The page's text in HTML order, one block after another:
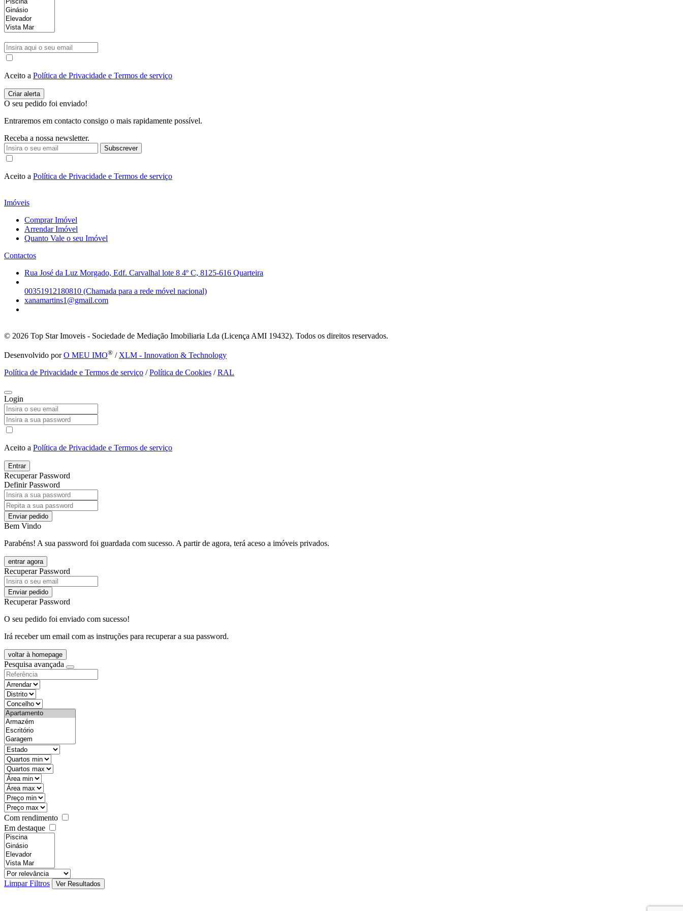
Aceito a Política de Privacidade e Termos de serviço
O seu pedido foi enviado!
Entraremos em contacto consigo o mais rapidamente possível.
Receba a nossa newsletter.
Subscrever
Aceito a Política de Privacidade e Termos de serviço
Imóveis
Comprar Imóvel
Arrendar Imóvel
Quanto Vale o seu Imóvel
Contactos
Rua José da Luz Morgado, Edf. Carvalhal lote 8 4º C, 8125-616 Quarteira
00351912180810 (Chamada para a rede móvel nacional)
xanamartins1@gmail.com
© 2026 Top Star Imoveis - Sociedade de Mediação Imobiliaria Lda (Licença AMI 19432). Todos os direitos reservados.
Desenvolvido porO MEU IMO® / XLM - Innovation & Technology
Política de Privacidade e Termos de serviço /Política de Cookies /RAL
Login
Aceito a Política de Privacidade e Termos de serviço
Entrar
Recuperar Password
Definir Password
Enviar pedido
Bem Vindo
Parabéns! A sua password foi guardada com sucesso. A partir de agora, terá aceso a imóveis privados.
entrar agora
Recuperar Password
Enviar pedido
Recuperar Password
O seu pedido foi enviado com sucesso!
Irá receber um email com as instruções para recuperar a sua password.
voltar à homepage
Pesquisa avançada
objective
districtId
countyId
types
state
mintypo
maxtypo
minarea
maxarea
minprice
maxprice
Com rendimento
Em destaque
features
realestateOrder
Limpar Filtros
Ver Resultados